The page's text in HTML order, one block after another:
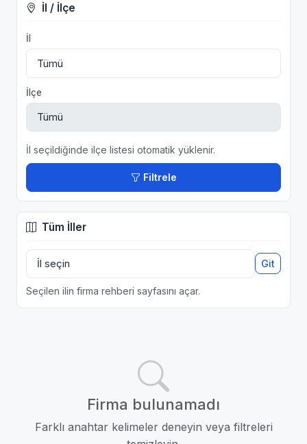
İl / İlçe
İl
İlçe
İl seçildiğinde ilçe listesi otomatik yüklenir.
Filtrele
Tüm İller
Git
Seçilen ilin firma rehberi sayfasını açar.
Firma bulunamadı
Farklı anahtar kelimeler deneyin veya filtreleri